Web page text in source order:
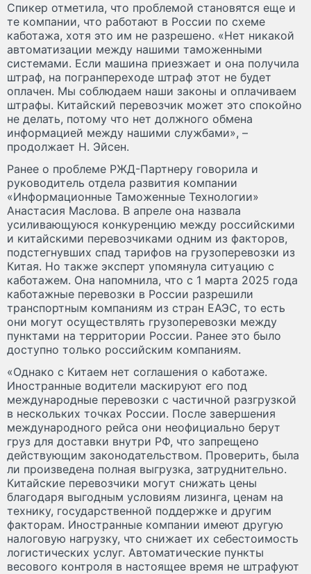
Спикер отметила, что проблемой становятся еще и
те компании, что работают в России по схеме
каботажа, хотя это им не разрешено. «Нет никакой
автоматизации между нашими таможенными
системами. Если машина приезжает и она получила
штраф, на погранпереходе штраф этот не будет
оплачен. Мы соблюдаем наши законы и оплачиваем
штрафы. Китайский перевозчик может это спокойно
не делать, потому что нет должного обмена
информацией между нашими службами», –
продолжает Н. Эйсен.
Ранее о проблеме РЖД-Партнеру говорила и
руководитель отдела развития компании
«Информационные Таможенные Технологии»
Анастасия Маслова. В апреле она назвала
усиливающуюся конкуренцию между российскими
и китайскими перевозчиками одним из факторов,
подстегнувших спад тарифов на грузоперевозки из
Китая. Но также эксперт упомянула ситуацию с
каботажем. Она напомнила, что с 1 марта 2025 года
каботажные перевозки в России разрешили
транспортным компаниям из стран ЕАЭС, то есть
они могут осуществлять грузоперевозки между
пунктами на территории России. Ранее это было
доступно только российским компаниям.
«Однако с Китаем нет соглашения о каботаже.
Иностранные водители маскируют его под
международные перевозки с частичной разгрузкой
в нескольких точках России. После завершения
международного рейса они неофициально берут
груз для доставки внутри РФ, что запрещено
действующим законодательством. Проверить, была
ли произведена полная выгрузка, затруднительно.
Китайские перевозчики могут снижать цены
благодаря выгодным условиям лизинга, ценам на
технику, государственной поддержке и другим
факторам. Иностранные компании имеют другую
налоговую нагрузку, что снижает их себестоимость
логистических услуг. Автоматические пункты
весового контроля в настоящее время не штрафуют